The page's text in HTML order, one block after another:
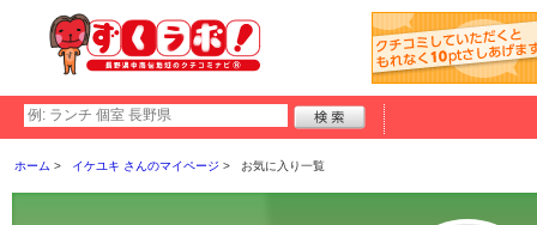
ホーム イケユキ さんのマイページ お気に入り一覧